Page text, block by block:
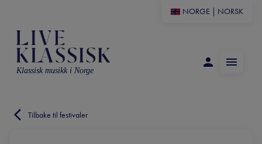
NORGE NORSK
Klassisk musikk i Norge
Tilbake til festivaler